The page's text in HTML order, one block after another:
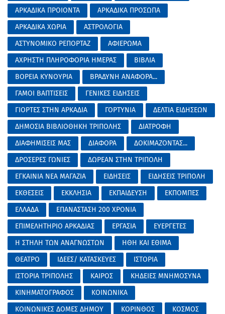
ΑΡΚΑΔΙΚΑ ΠΡΟΙΟΝΤΑ
ΑΡΚΑΔΙΚΑ ΠΡΟΣΩΠΑ
ΑΡΚΑΔΙΚΑ ΧΩΡΙΑ
ΑΣΤΡΟΛΟΓΙΑ
ΑΣΤΥΝΟΜΙΚΟ ΡΕΠΟΡΤΑΖ
ΑΦΙΕΡΩΜΑ
ΑΧΡΗΣΤΗ ΠΛΗΡΟΦΟΡΙΑ ΗΜΕΡΑΣ
ΒΙΒΛΙΑ
ΒΟΡΕΙΑ ΚΥΝΟΥΡΙΑ
ΒΡΑΔΥΝΗ ΑΝΑΦΟΡΑ...
ΓΑΜΟΙ ΒΑΠΤΙΣΕΙΣ
ΓΕΝΙΚΕΣ ΕΙΔΗΣΕΙΣ
ΓΙΟΡΤΕΣ ΣΤΗΝ ΑΡΚΑΔΙΑ
ΓΟΡΤΥΝΙΑ
ΔΕΛΤΙΑ ΕΙΔΗΣΕΩΝ
ΔΗΜΟΣΙΑ ΒΙΒΛΙΟΘΗΚΗ ΤΡΙΠΟΛΗΣ
ΔΙΑΤΡΟΦΗ
ΔΙΑΦΗΜΙΣΕΙΣ ΜΑΣ
ΔΙΑΦΟΡΑ
ΔΟΚΙΜΑΖΟΝΤΑΣ...
ΔΡΟΣΕΡΕΣ ΓΩΝΙΕΣ
ΔΩΡΕΑΝ ΣΤΗΝ ΤΡΙΠΟΛΗ
ΕΓΚΑΙΝΙΑ ΝΕΑ ΜΑΓΑΖΙΑ
ΕΙΔΗΣΕΙΣ
ΕΙΔΗΣΕΙΣ ΤΡΙΠΟΛΗ
ΕΚΘΕΣΕΙΣ
ΕΚΚΛΗΣΙΑ ΕΚΠΑΙΔΕΥΣΗ
ΕΚΠΟΜΠΕΣ
ΕΛΛΑΔΑ
ΕΠΑΝΑΣΤΑΣΗ 200 ΧΡΟΝΙΑ
ΕΠΙΜΕΛΗΤΗΡΙΟ ΑΡΚΑΔΙΑΣ
ΕΡΓΑΣΙΑ
ΕΥΕΡΓΕΤΕΣ
Η ΣΤΗΛΗ ΤΩΝ ΑΝΑΓΝΩΣΤΩΝ
ΗΘΗ ΚΑΙ ΕΘΙΜΑ
ΘΕΑΤΡΟ
ΙΔΕΕΣ/ ΚΑΤΑΣΚΕΥΕΣ
ΙΣΤΟΡΙΑ
ΙΣΤΟΡΙΑ ΤΡΙΠΟΛΗΣ
ΚΑΙΡΟΣ
ΚΗΔΕΙΕΣ ΜΝΗΜΟΣΥΝΑ
ΚΙΝΗΜΑΤΟΓΡΑΦΟΣ
ΚΟΙΝΩΝΙΚΑ
ΚΟΙΝΩΝΙΚΕΣ ΔΟΜΕΣ ΔΗΜΟΥ
ΚΟΡΙΝΘΟΣ
ΚΟΣΜΟΣ